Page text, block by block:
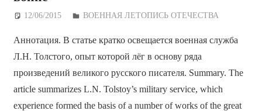
12/06/2015 Дежурный по Редакции
ВОЕННАЯ ЛЕТОПИСЬ ОТЕЧЕСТВА
Аннотация. В статье кратко освещается военная служба
Л.Н. Толстого, опыт которой лёг в основу ряда
произведений великого русского писателя. Summary. The
article summarizes L.N. Tolstoy’s military service, which
experience formed the basis of a number of works of the great